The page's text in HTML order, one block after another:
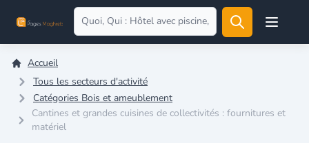
Open
Accueil
Tous les secteurs d'activité
Catégories Bois et ameublement
Cantines et grandes cuisines de collectivités : fournitures et
matériel